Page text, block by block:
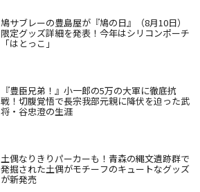
鳩サブレーの豊島屋が『鳩の日』（8月10日）
限定グッズ詳細を発表！今年はシリコンポーチ
「はとっこ」
『豊臣兄弟！』小一郎の5万の大軍に徹底抗
戦！切腹覚悟で長宗我部元親に降伏を迫った武
将・谷忠澄の生涯
土偶なりきりパーカーも！青森の縄文遺跡群で
発掘された土偶がモチーフのキュートなグッズ
が新発売